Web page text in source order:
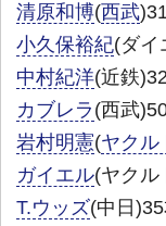
清原和博(西武
小久保裕紀(ダイ
中村紀洋(近鉄
カブレラ (西武
岩村明憲(ヤクル
ガイエル(ヤクル
T.ウッズ(中日